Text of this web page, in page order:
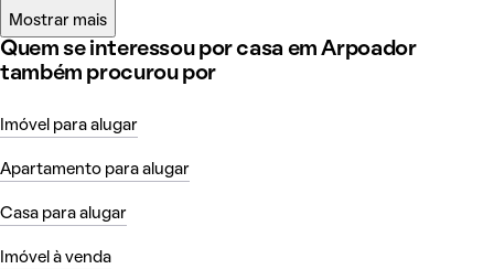
Mostrar mais
Quem se interessou por casa em Arpoador
também procurou por
Imóvel para alugar
Apartamento para alugar
Casa para alugar
Imóvel à venda